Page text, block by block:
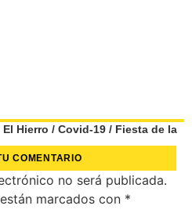
Hierro / Covid-19 / Fiesta de la
COMENTARIO
no será publicada.
marcados con *